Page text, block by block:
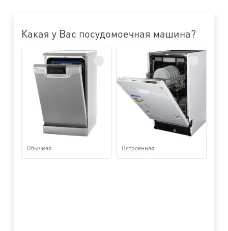
Какая у Вас посудомоечная машина?
Обычная Встроенная